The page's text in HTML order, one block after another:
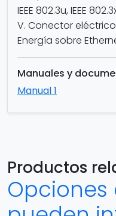
IEEE 802.3u, IEEE
V. Conector
Energía sobre
Manuales y
Manual 1
Productos
Opciones